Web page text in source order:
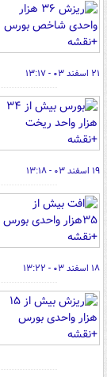
۲۱ اسفند ۰۳ - ۱۳:۱۷
۱۹ اسفند ۰۳ - ۱۳:۱۸
۱۸ اسفند ۰۳ - ۱۳:۲۲